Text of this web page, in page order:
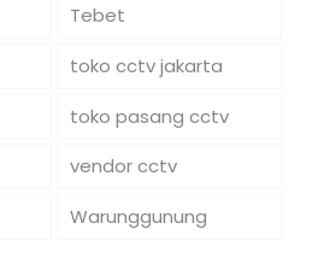
Tebet
toko cctv jakarta
toko pasang cctv
vendor cctv
Warunggunung